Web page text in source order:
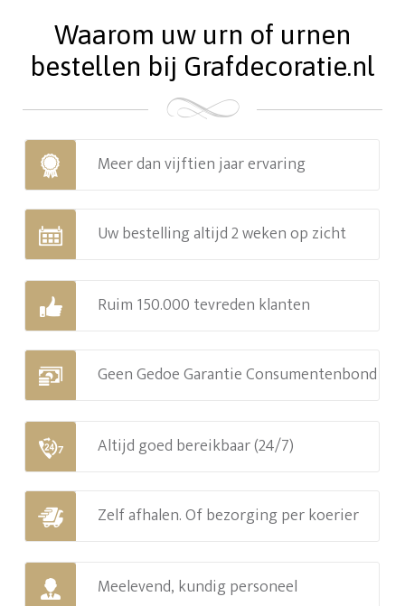
Waarom uw urn of urnen
bestellen bij Grafdecoratie.nl
Meer dan vijftien jaar ervaring
Uw bestelling altijd 2 weken op zicht
Ruim 150.000 tevreden klanten
Geen Gedoe Garantie Consumentenbond
Altijd goed bereikbaar (24/7)
Zelf afhalen. Of bezorging per koerier
Meelevend, kundig personeel